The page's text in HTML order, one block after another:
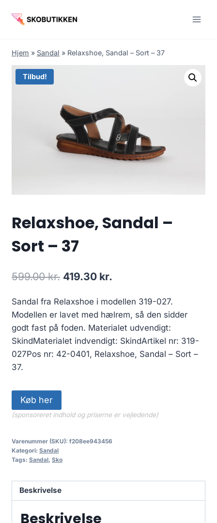
Hjem » Sandal » Relaxshoe, Sandal – Sort – 37
Tilbud!
Relaxshoe, Sandal –
Sort – 37
599.00kr. Den
pris
var:
599.00 kr..
419.30 kr.
pris
er:
419.30 kr..
Sandal fra Relaxshoe i modellen 319-027.
Modellen er lavet med hælrem, så den sidder
godt fast på foden. Materialet udvendigt:
SkindMaterialet indvendigt: SkindArtikel nr: 319-
027Pos nr: 42-0401, Relaxshoe, Sandal – Sort –
37.
Køb her
(sponsoreret indhold og priserne er vejledende)
Varenummer (SKU): f208ee943456
Kategori: Sandal
Tags: Sandal, Sko
Beskrivelse
Beskrivelse